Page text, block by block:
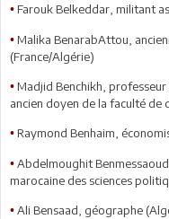
• Farouk Belkeddar, militant
• Malika BenarabAttou,
(France/Algérie)
• Madjid Benchikh,
ancien doyen de la faculté de
• Raymond Benhaim,
• Abdelmoughit
marocaine des sciences
• Ali Bensaad, géographe